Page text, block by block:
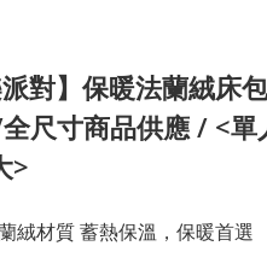
派對】保暖法蘭絨床
尺寸商品供應 / <
>
絨材質 蓄熱保溫，保暖首選